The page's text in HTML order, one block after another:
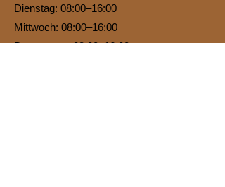
Dienstag: 08:00–16:00
Mittwoch: 08:00–16:00
Donnerstag: 08:00–16:00